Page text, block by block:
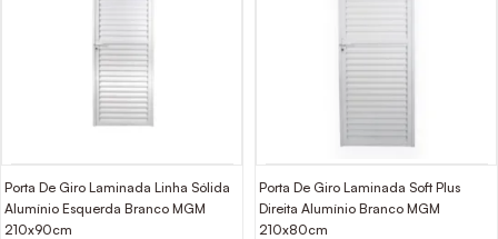
Porta De Giro Laminada Linha Sólida
Alumínio Esquerda Branco MGM
210x90cm
Porta De Giro Laminada Soft Plus
Direita Alumínio Branco MGM
210x80cm